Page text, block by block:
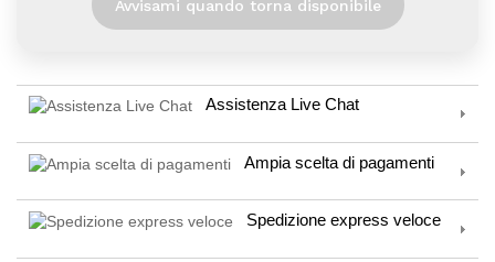
Avvisami quando torna disponibile
Assistenza Live Chat
Ampia scelta di pagamenti
Spedizione express veloce